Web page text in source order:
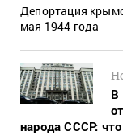
Депортация
мая 1944 года
В
народа СССР: